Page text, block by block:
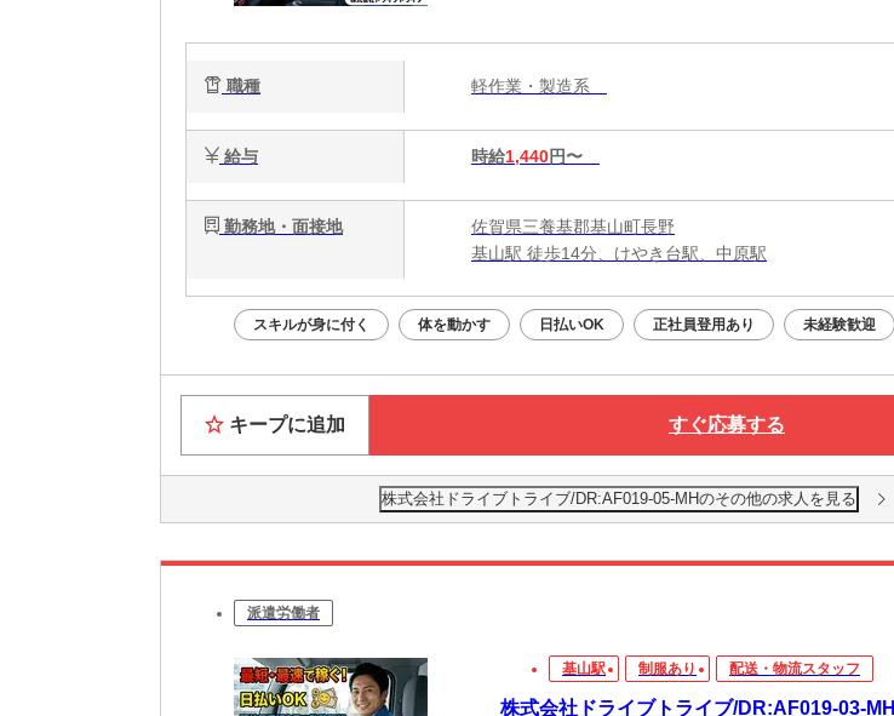
職種 軽作業・製造系
給与 時給1,440円〜
勤務地・面接地
佐賀県三養基郡基山町長野
基山駅 徒歩14分、けやき台駅、中原駅
スキルが身に付く 体を動かす 日払いOK 正社員登用あり 未経験歓迎
キープに追加 すぐ応募する
株式会社ドライブトライブ/DR:AF019-05-MHのその他の求人を見る
派遣労働者
基山駅 制服あり 配送・物流スタッフ
株式会社ドライブトライブ/DR:AF019-03-MH